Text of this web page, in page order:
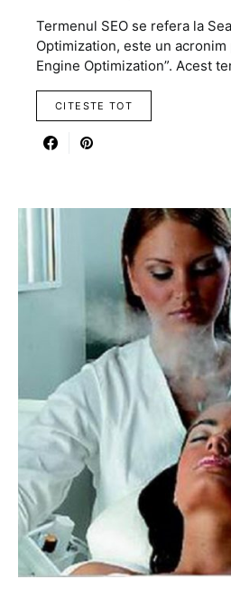
Termenul SEO se refera la
Optimization, este un acronim
Engine Optimization”. Acest
CITESTE TOT